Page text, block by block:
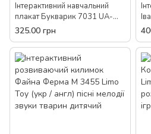
Інтерактивний навчальний
плакат Букварик 7031 UA-
CPИ Limo Toy розвиваючі
іграшки для дітей звуки
мелодії пісні загадки
325.00 грн